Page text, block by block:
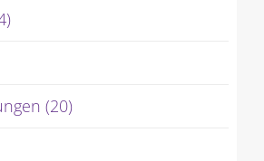
(20)